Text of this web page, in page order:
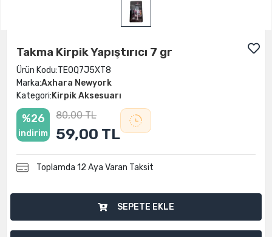
Takma Kirpik Yapıştırıcı 7 gr
Ürün Kodu:TE0Q7J5XT8
Marka:Axhara Newyork
Kategori:Kirpik Aksesuarı
%26
indirim
80,00 TL
59,00 TL
Toplamda 12 Aya Varan Taksit
SEPETE EKLE